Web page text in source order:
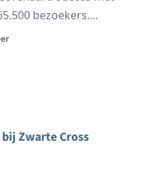
bezoekers....
Zwarte Cross